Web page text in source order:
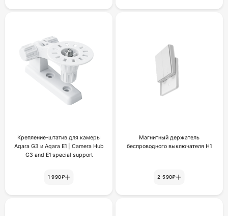
Крепление-штатив для камеры
Aqara G3 и Aqara E1 | Camera Hub
G3 and E1 special support
1 990₽
Магнитный держатель
беспроводного выключателя H1
2 590₽